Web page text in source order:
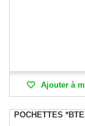
Ajouter à
POCHETTES